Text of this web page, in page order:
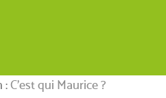
:C’est qui Maurice ?